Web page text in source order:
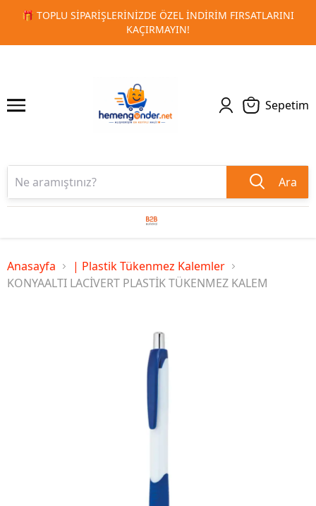
🚀 KURUMSAL PROMOSYON VE MATBAA
1 2
Sepetim
Ara
Anasayfa
| Plastik Tükenmez Kalemler
KONYAALTI LACİVERT PLASTİK TÜKENMEZ KALEM